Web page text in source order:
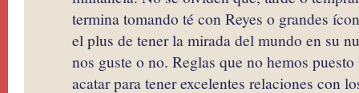
termina tomando té con Reyes o grandes
el plus de tener la mirada del mundo en su
nos guste o no. Reglas que no hemos
acatar para tener excelentes relaciones con